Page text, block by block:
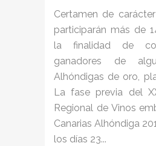
Certamen de
participarán más de
la finalidad de
ganadores de
Alhóndigas de oro,
La fase previa del
Regional de Vinos
Canarias Alhóndiga
los días 23...